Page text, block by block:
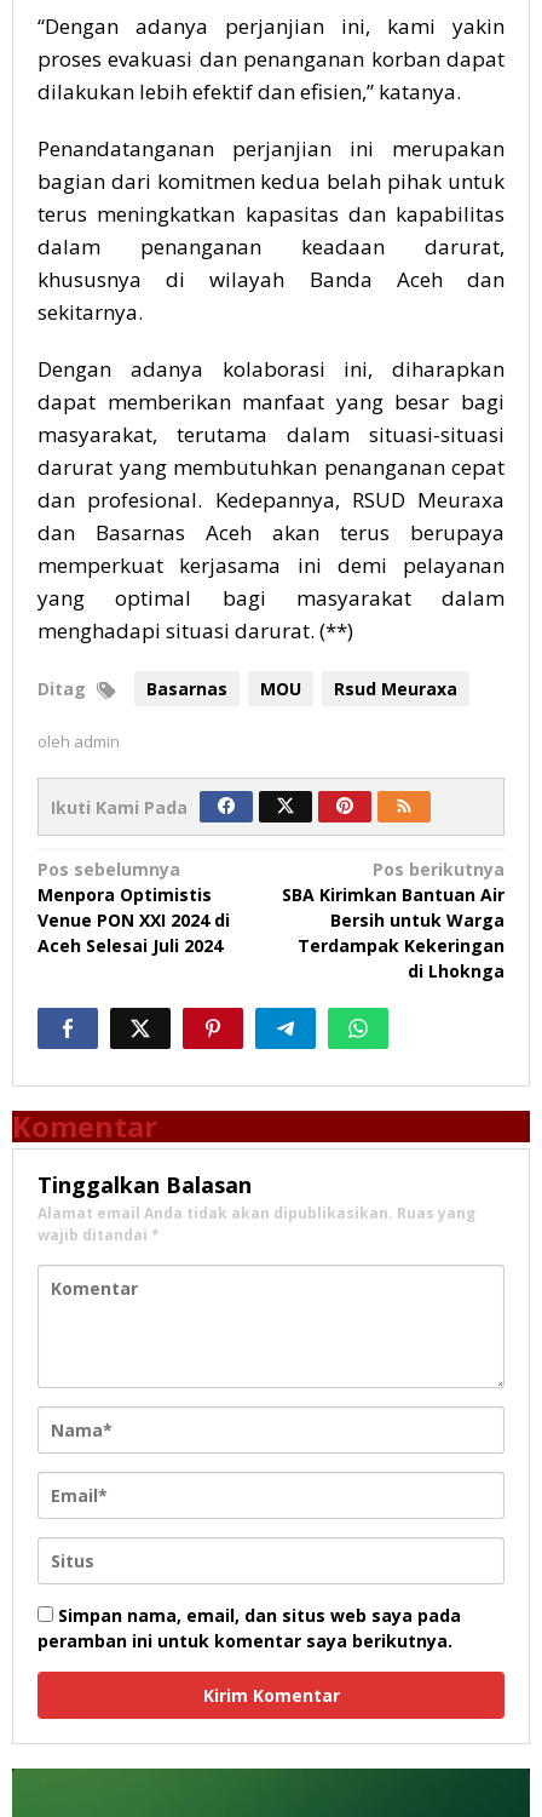
“Dengan adanya perjanjian ini, kami yakin
proses evakuasi dan penanganan korban dapat
dilakukan lebih efektif dan efisien,” katanya.
Penandatanganan perjanjian ini merupakan
bagian dari komitmen kedua belah pihak untuk
terus meningkatkan kapasitas dan kapabilitas
dalam penanganan keadaan darurat,
khususnya di wilayah Banda Aceh dan
sekitarnya.
Dengan adanya kolaborasi ini, diharapkan
dapat memberikan manfaat yang besar bagi
masyarakat, terutama dalam situasi-situasi
darurat yang membutuhkan penanganan cepat
dan profesional. Kedepannya, RSUD Meuraxa
dan Basarnas Aceh akan terus berupaya
memperkuat kerjasama ini demi pelayanan
yang optimal bagi masyarakat dalam
menghadapi situasi darurat. (**)
Ditag Basarnas MOU Rsud Meuraxa
oleh admin
Ikuti Kami Pada
Navigasi
pos
Pos sebelumnya
Menpora Optimistis
Venue PON XXI 2024 di
Aceh Selesai Juli 2024
Pos berikutnya
SBA Kirimkan Bantuan Air
Bersih untuk Warga
Terdampak Kekeringan
di Lhoknga
Komentar
Tinggalkan Balasan
Alamat email Anda tidak akan dipublikasikan. Ruas yang
wajib ditandai *
Simpan nama, email, dan situs web saya pada
peramban ini untuk komentar saya berikutnya.